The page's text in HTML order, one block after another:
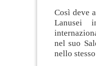
Così deve
Lanusei
nel suo
nello